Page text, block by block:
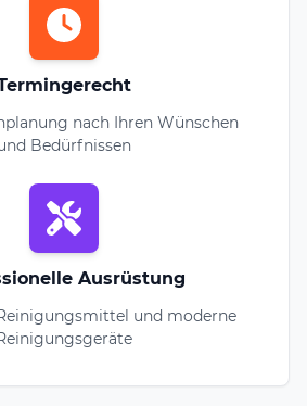
nach Ihren Wünschen
Bedürfnissen
Ausrüstung
und moderne